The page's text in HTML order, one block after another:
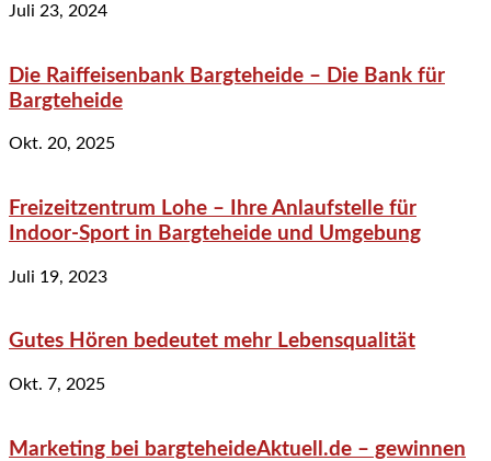
Juli 23, 2024
Die Raiffeisenbank Bargteheide – Die Bank für
Bargteheide
Okt. 20, 2025
Freizeitzentrum Lohe – Ihre Anlaufstelle für
Indoor-Sport in Bargteheide und Umgebung
Juli 19, 2023
Gutes Hören bedeutet mehr Lebensqualität
Okt. 7, 2025
Marketing bei bargteheideAktuell.de – gewinnen